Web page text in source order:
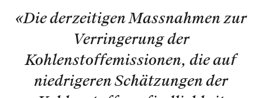
«Die derzeitigen Massnahmen zur
Verringerung der
Kohlenstoffemissionen, die auf
niedrigeren Schätzungen der